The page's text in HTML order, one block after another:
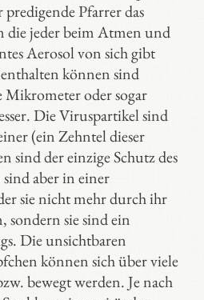
Pfarrer das
die jeder beim Atmen und
Aerosol von sich gibt
können sind
oder sogar
Die Viruspartikel sind
(ein Zehntel dieser
sind der einzige Schutz des
aber in einer
sie nicht mehr durch ihr
sondern sie sind ein
Die unsichtbaren
können sich über viele
bewegt werden. Je nach